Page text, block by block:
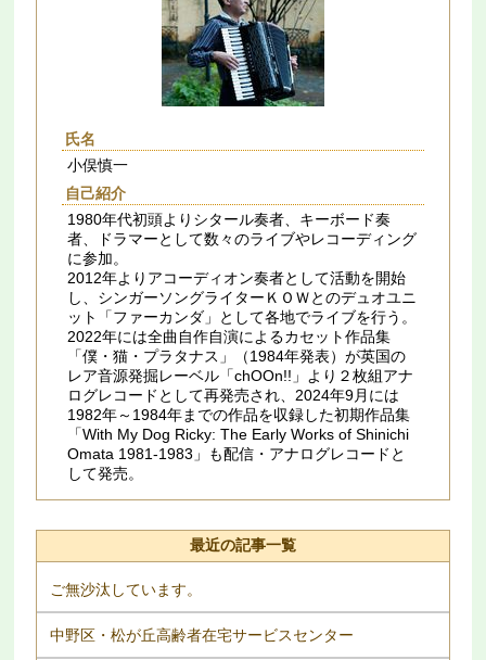
氏名
小俣慎一
自己紹介
1980年代初頭よりシタール奏者、キーボード奏
者、ドラマーとして数々のライブやレコーディング
に参加。
2012年よりアコーディオン奏者として活動を開始
し、シンガーソングライターＫＯＷとのデュオユニ
ット「ファーカンダ」として各地でライブを行う。
2022年には全曲自作自演によるカセット作品集
「僕・猫・プラタナス」（1984年発表）が英国の
レア音源発掘レーベル「chOOn!!」より２枚組アナ
ログレコードとして再発売され、2024年9月には
1982年～1984年までの作品を収録した初期作品集
「With My Dog Ricky: The Early Works of Shinichi
Omata 1981​-​1983」も配信・アナログレコードと
して発売。
最近の記事一覧
ご無沙汰しています。
中野区・松が丘高齢者在宅サービスセンター